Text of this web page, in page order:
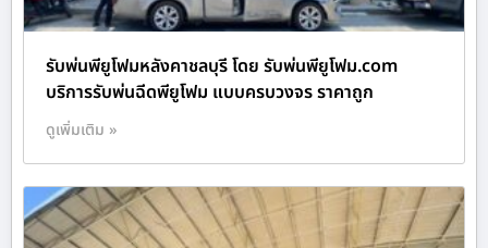
รับพ่นพียูโฟมหลังคาชลบุรี โดย รับพ่นพียูโฟม.com
บริการรับพ่นฉีดพียูโฟม แบบครบวงจร ราคาถูก
ดูเพิ่มเติม »